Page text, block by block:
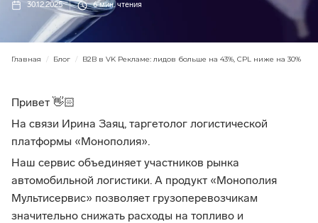
30.12.2025 6мин. чтения
Главная / Блог / B2B в VK Рекламе: лидов больше на 43%, CPL ниже на 30%
Привет 👋🏻
На связи Ирина Заяц, таргетолог логистической
платформы «Монополия».
Наш сервис объединяет участников рынка
автомобильной логистики. А продукт «Монополия
Мультисервис» позволяет грузоперевозчикам
значительно снижать расходы на топливо и